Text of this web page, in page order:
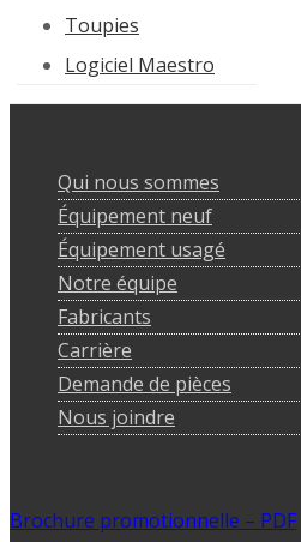
Toupies
Logiciel Maestro
Qui nous sommes
Équipement neuf
Équipement usagé
Notre équipe
Fabricants
Carrière
Demande de pièces
Nous joindre
Brochure promotionnelle – PDF